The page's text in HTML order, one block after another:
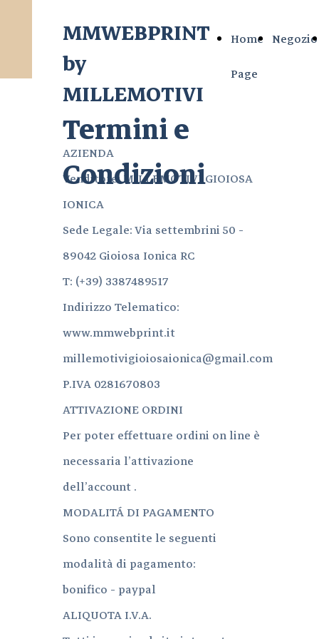
MMWEBPRINT
by
MILLEMOTIVI
Home
Page
Negozio
Termini e
Condizioni
AZIENDA
Venditore: MILLEMOTIVI GIOIOSA
IONICA
Sede Legale: Via settembrini 50 -
89042 Gioiosa Ionica RC
T: (+39) 3387489517
Indirizzo Telematico:
www.mmwebprint.it
millemotivigioiosaionica@gmail.com
P.IVA 0281670803
ATTIVAZIONE ORDINI
Per poter effettuare ordini on line è
necessaria l’attivazione
dell’account .
MODALITÁ DI PAGAMENTO
Sono consentite le seguenti
modalità di pagamento:
bonifico - paypal
ALIQUOTA I.V.A.